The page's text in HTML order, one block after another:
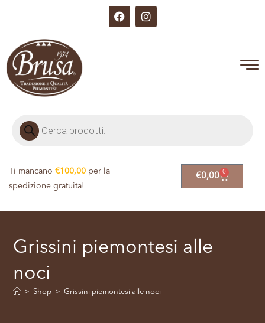
Ti mancano €100,00 per la
spedizione gratuita!
€0,00 0
Grissini piemontesi alle
noci
> Shop > Grissini piemontesi alle noci